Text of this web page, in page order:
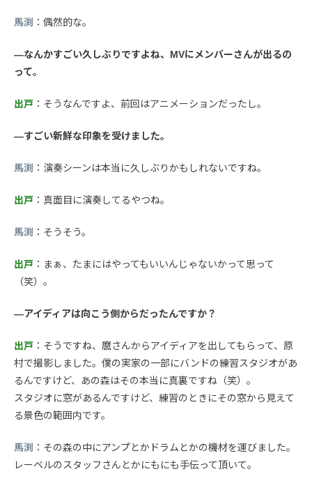
馬渕 ：偶然的な。
—なんかすごい久しぶりですよね、MVにメンバーさんが出るの
って。
出戸 ：そうなんですよ、前回はアニメーションだったし。
—すごい新鮮な印象を受けました。
馬渕 ：演奏シーンは本当に久しぶりかもしれないですね。
出戸 ：真面目に演奏してるやつね。
馬渕 ：そうそう。
出戸 ：まぁ、たまにはやってもいいんじゃないかって思って
（笑）。
—アイディアは向こう側からだったんですか？
出戸 ：そうですね、麿さんからアイディアを出してもらって、原
村で撮影しました。僕の実家の一部にバンドの練習スタジオがあ
るんですけど、あの森はその本当に真裏ですね（笑）。
スタジオに窓があるんですけど、練習のときにその窓から見えて
る景色の範囲内です。
馬渕 ：その森の中にアンプとかドラムとかの機材を運びました。
レーベルのスタッフさんとかにもにも手伝って頂いて。